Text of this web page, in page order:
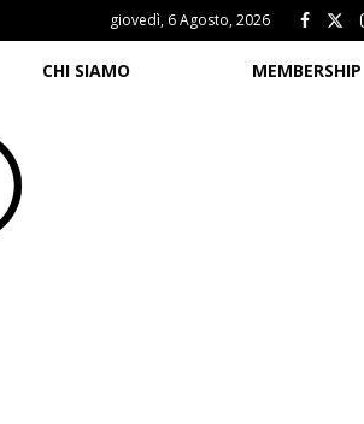
giovedì, 6 Agosto, 2026
CHI SIAMO MEMBERSHIP